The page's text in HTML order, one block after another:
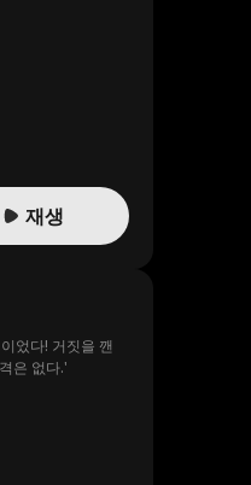
재생
었다! 거짓을 깬
은 없다.'